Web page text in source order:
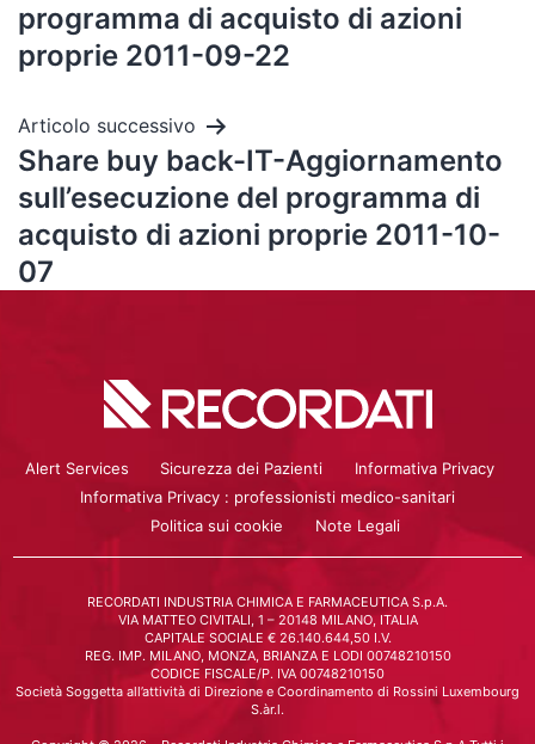
programma di acquisto di azioni
proprie 2011-09-22
Articolo successivo
Share buy back-IT-Aggiornamento
sull’esecuzione del programma di
acquisto di azioni proprie 2011-10-
07
Alert Services Sicurezza dei Pazienti
Informativa Privacy
Informativa Privacy : professionisti medico-sanitari
Politica sui cookie
Note Legali
RECORDATI INDUSTRIA CHIMICA E FARMACEUTICA S.p.A.
VIA MATTEO CIVITALI, 1 – 20148 MILANO, ITALIA
CAPITALE SOCIALE € 26.140.644,50 I.V.
REG. IMP. MILANO, MONZA, BRIANZA E LODI 00748210150
CODICE FISCALE/P. IVA 00748210150
Società Soggetta all’attività di Direzione e Coordinamento di Rossini Luxembourg
S.àr.l.